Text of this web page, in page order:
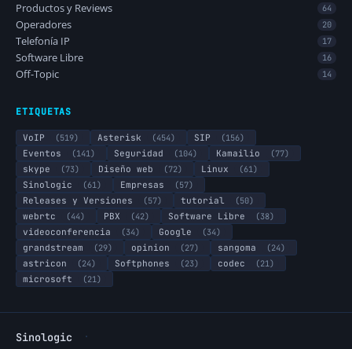
Productos y Reviews 64
Operadores 20
Telefonía IP 17
Software Libre 16
Off-Topic 14
ETIQUETAS
VoIP (519) Asterisk (454) SIP
(156)
Eventos
(141) Seguridad (104) Kamailio
(77)
skype
(73) Diseño web (72) Linux
(61)
Sinologic
(61) Empresas
(57)
Releases y Versiones
(57) tutorial
(50)
webrtc
(44) PBX (42) Software Libre
(38)
videoconferencia
(34) Google
(34)
grandstream
(29) opinion (27) sangoma
(24)
astricon
(24) Softphones (23) codec
(21)
microsoft
(21)
Sinologic ·